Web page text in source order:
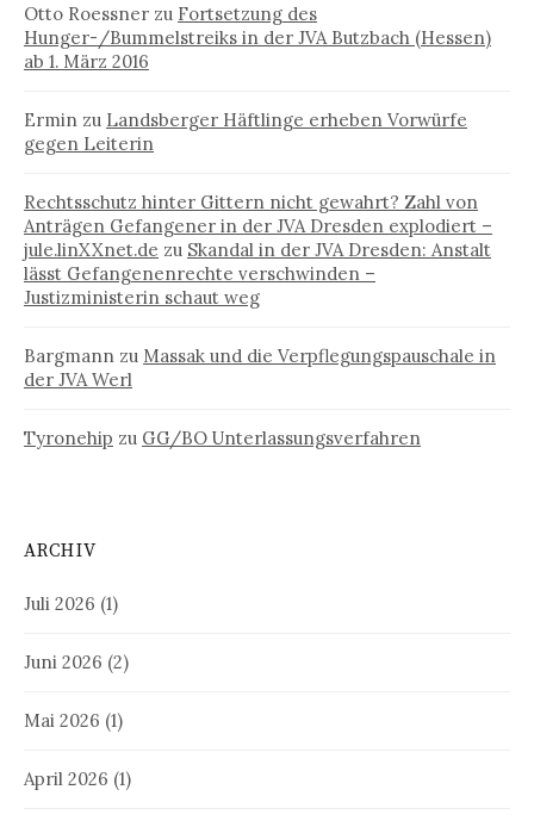
Otto Roessner zu Fortsetzung des
Hunger-/Bummelstreiks in der JVA Butzbach (Hessen)
ab 1. März 2016
Ermin zu Landsberger Häftlinge erheben Vorwürfe
gegen Leiterin
Rechtsschutz hinter Gittern nicht gewahrt? Zahl von
Anträgen Gefangener in der JVA Dresden explodiert –
jule.linXXnet.de zu Skandal in der JVA Dresden: Anstalt
lässt Gefangenenrechte verschwinden –
Justizministerin schaut weg
Bargmann zu Massak und die Verpflegungspauschale in
der JVA Werl
Tyronehip zu GG/BO Unterlassungsverfahren
ARCHIV
Juli 2026 (1)
Juni 2026 (2)
Mai 2026 (1)
April 2026 (1)